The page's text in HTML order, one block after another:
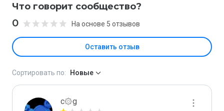
Что говорит сообщество?
0 На основе 5 отзывов
Оставить отзыв
Сортировать по: Новые
c۞g